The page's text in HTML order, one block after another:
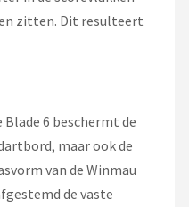
zitten. Dit resulteert
Blade 6 beschermt de
maar ook de
van de Winmau
de vaste